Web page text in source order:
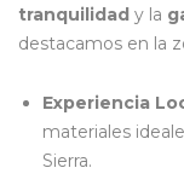
tranquilidad y la
destacamos en la
Experiencia
materiales
Sierra.